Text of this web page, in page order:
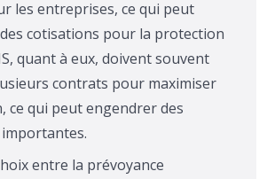
les entreprises, ce qui peut
cotisations pour la protection
quant à eux, doivent souvent
contrats pour maximiser
ce qui peut engendrer des
entre la prévoyance